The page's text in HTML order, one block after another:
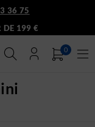
36 75
DE 199 €
0